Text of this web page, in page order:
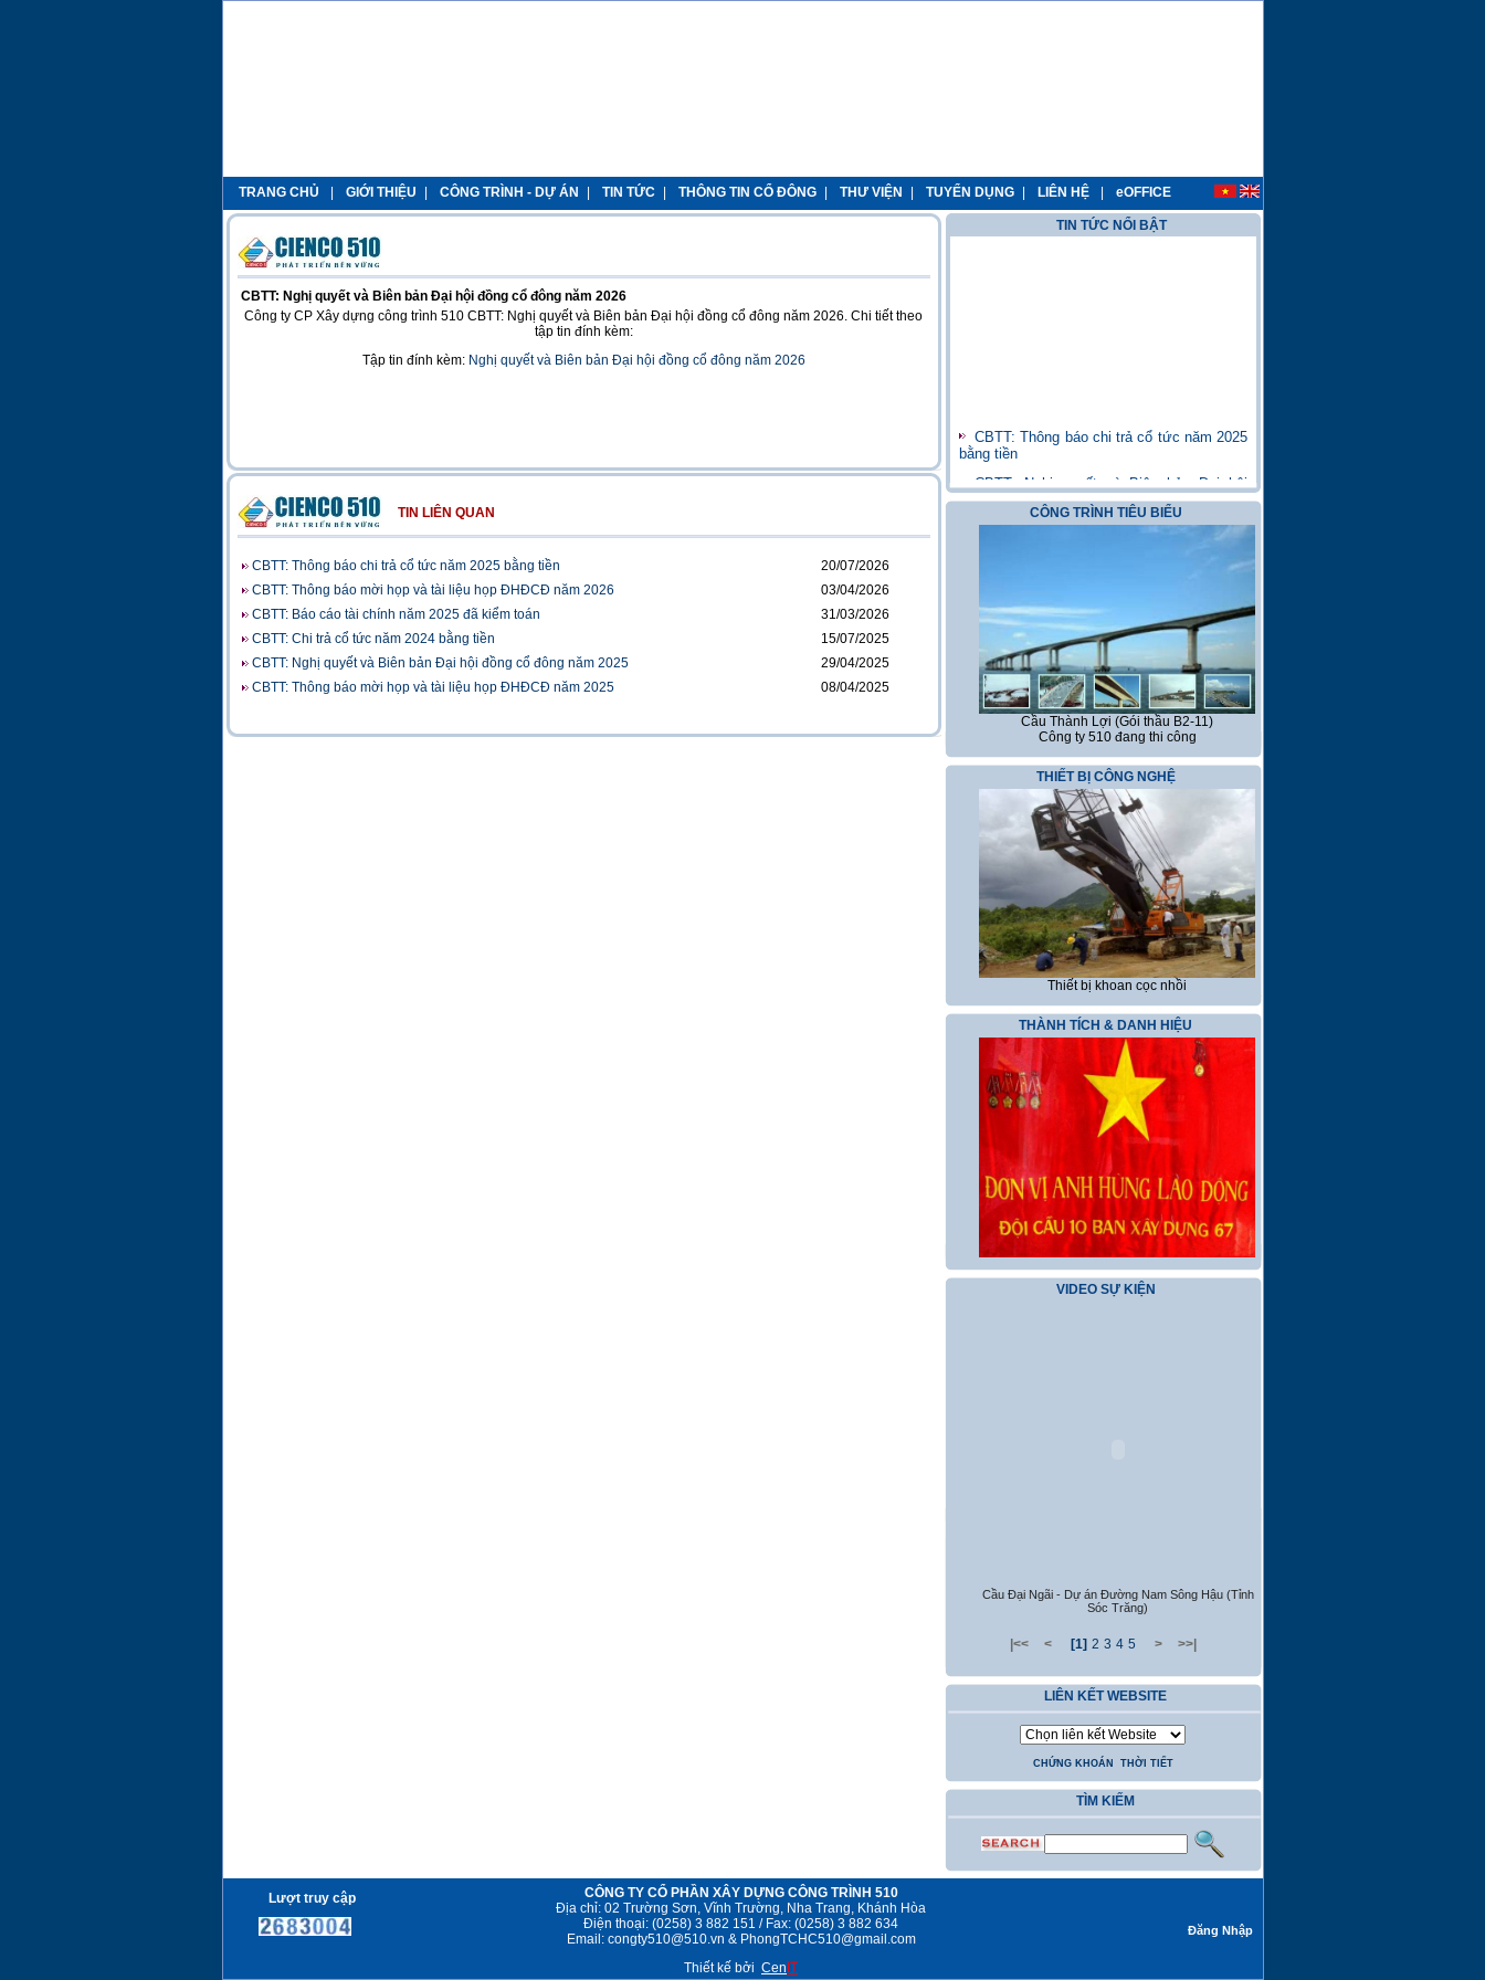
TRANG CHỦ GIỚI THIỆU CÔNG TRÌNH - DỰ ÁN TIN TỨC THÔNG TIN CỔ ĐÔNG THƯ VIỆN TUYỂN DỤNG LIÊN HỆ eOFFICE
CBTT: Nghị quyết và Biên bản Đại hội đồng cổ đông năm 2026
Công ty CP Xây dựng công trình 510 CBTT: Nghị quyết và Biên bản Đại hội đồng cổ đông năm 2026. Chi tiết theo
tập tin đính kèm:
Tập tin đính kèm: Nghị quyết và Biên bản Đại hội đồng cổ đông năm 2026
TIN LIÊN QUAN
CBTT: Thông báo chi trả cổ tức năm 2025 bằng tiền
20/07/2026
CBTT: Thông báo mời họp và tài liệu họp ĐHĐCĐ năm 2026
03/04/2026
CBTT: Báo cáo tài chính năm 2025 đã kiểm toán
31/03/2026
CBTT: Chi trả cổ tức năm 2024 bằng tiền
15/07/2025
CBTT: Nghị quyết và Biên bản Đại hội đồng cổ đông năm 2025
29/04/2025
CBTT: Thông báo mời họp và tài liệu họp ĐHĐCĐ năm 2025
08/04/2025
TIN TỨC NỔI BẬT
bằng tiền
CBTT: Nghị quyết và Biên bản Đại hội
đồng cổ đông năm 2026
CBTT: Thông báo mời họp và tài liệu họp
ĐHĐCĐ năm 2026
CÔNG TRÌNH TIÊU BIỂU
Cầu Thành Lợi (Gói thầu B2-11)
Công ty 510 đang thi công
THIẾT BỊ CÔNG NGHỆ
Thiết bị khoan cọc nhồi
THÀNH TÍCH & DANH HIỆU
VIDEO SỰ KIỆN
Cầu Đại Ngãi - Dự án Đường Nam Sông Hậu (Tỉnh
Sóc Trăng)
|<< < [1] 2 3 4 5 > >>|
LIÊN KẾT WEBSITE
CHỨNG KHOÁN THỜI TIẾT
TÌM KIẾM
Lượt truy cập
CÔNG TY CỔ PHẦN XÂY DỰNG CÔNG TRÌNH 510
Địa chỉ: 02 Trường Sơn, Vĩnh Trường, Nha Trang, Khánh Hòa
Điện thoại: (0258) 3 882 151 / Fax: (0258) 3 882 634
Email:congty510@510.vn & PhongTCHC510@gmail.com
Thiết kế bởi Cen IT
Đăng Nhập